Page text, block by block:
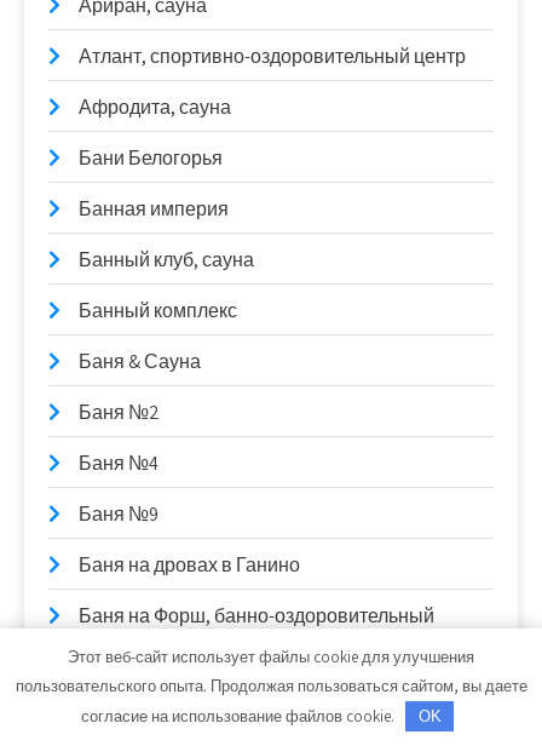
Ариран, сауна
Атлант, спортивно-оздоровительный центр
Афродита, сауна
Бани Белогорья
Банная империя
Банный клуб, сауна
Банный комплекс
Баня & Сауна
Баня №2
Баня №4
Баня №9
Баня на дровах в Ганино
Баня на Форш, банно-оздоровительный
комплекс
Барин Хаус, банный клуб
Этот веб-сайт использует файлы cookie для улучшения
пользовательского опыта. Продолжая пользоваться сайтом, вы даете
согласие на использование файлов cookie.
OK